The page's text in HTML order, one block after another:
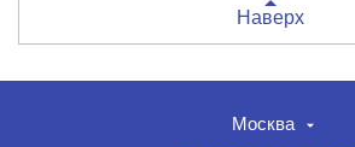
Наверх
Москва